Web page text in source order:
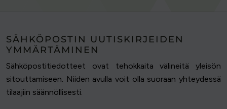
SÄHKÖPOSTIN UUTISKIRJEIDEN
YMMÄRTÄMINEN
Sähköpostitiedotteet ovat tehokkaita välineitä yleisön
sitouttamiseen. Niiden avulla voit olla suoraan yhteydessä
tilaajiin säännöllisesti.